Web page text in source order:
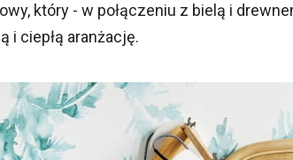
który - w połączeniu z bielą i
i ciepłą aranżację.